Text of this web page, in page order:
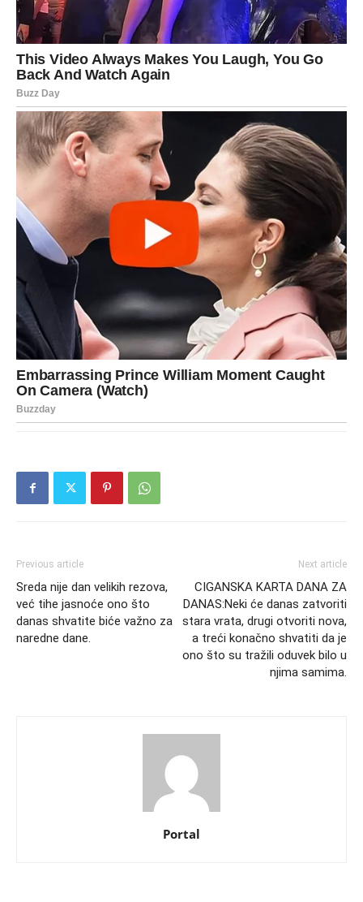
Previous article
Sreda nije dan velikih rezova,
već tihe jasnoće ono što
danas shvatite biće važno za
naredne dane.
Next article
CIGANSKA KARTA DANA ZA
DANAS:Neki će danas zatvoriti
stara vrata, drugi otvoriti nova,
a treći konačno shvatiti da je
ono što su tražili oduvek bilo u
njima samima.
Portal